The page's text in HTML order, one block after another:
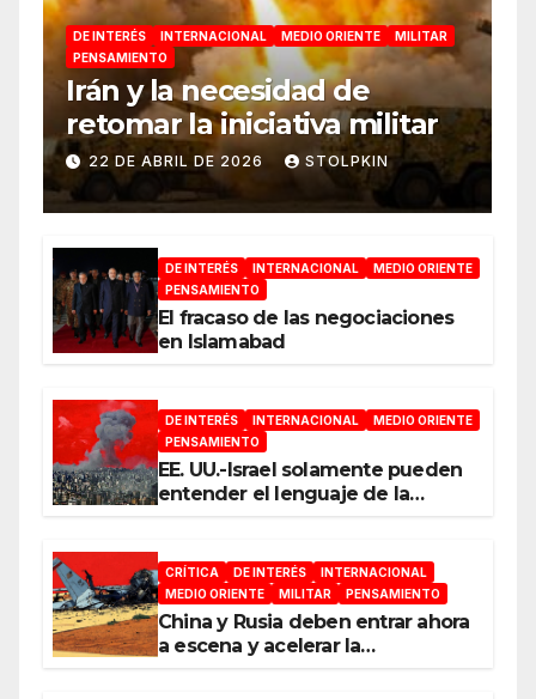
DE INTERÉS INTERNACIONAL MEDIO ORIENTE
MILITAR
PENSAMIENTO
Irán y la necesidad de
retomar la iniciativa militar
22 DE ABRIL DE 2026 STOLPKIN
DE INTERÉS INTERNACIONAL
MEDIO ORIENTE
PENSAMIENTO
El fracaso de las negociaciones
en Islamabad
DE INTERÉS INTERNACIONAL
MEDIO ORIENTE
PENSAMIENTO
EE. UU.-Israel solamente pueden
entender el lenguaje de la
CRÍTICA DE INTERÉS
INTERNACIONAL
MEDIO ORIENTE
MILITAR PENSAMIENTO
China y Rusia deben entrar ahora
a escena y acelerar la